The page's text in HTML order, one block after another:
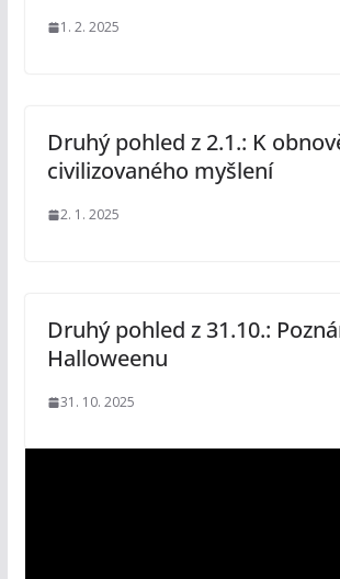
1. 2. 2025
Druhý pohled z 2.1.: K
civilizovaného myšlení
2. 1. 2025
Druhý pohled z 31.10.:
Halloweenu
31. 10. 2025